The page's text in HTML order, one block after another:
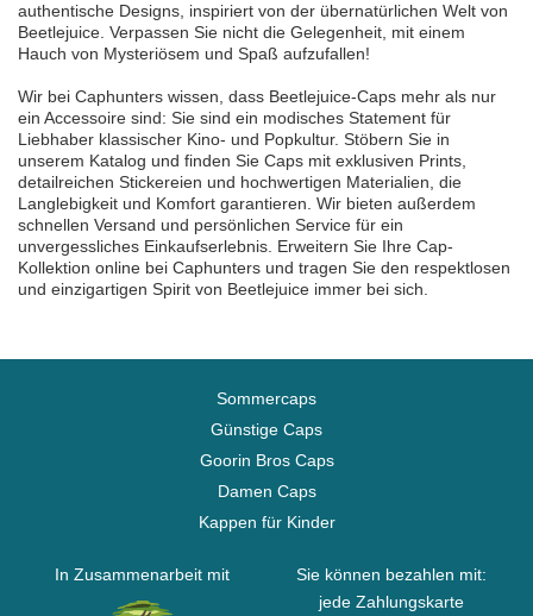
authentische Designs, inspiriert von der übernatürlichen Welt von
Beetlejuice. Verpassen Sie nicht die Gelegenheit, mit einem
Hauch von Mysteriösem und Spaß aufzufallen!
Wir bei Caphunters wissen, dass Beetlejuice-Caps mehr als nur
ein Accessoire sind: Sie sind ein modisches Statement für
Liebhaber klassischer Kino- und Popkultur. Stöbern Sie in
unserem Katalog und finden Sie Caps mit exklusiven Prints,
detailreichen Stickereien und hochwertigen Materialien, die
Langlebigkeit und Komfort garantieren. Wir bieten außerdem
schnellen Versand und persönlichen Service für ein
unvergessliches Einkaufserlebnis. Erweitern Sie Ihre Cap-
Kollektion online bei Caphunters und tragen Sie den respektlosen
und einzigartigen Spirit von Beetlejuice immer bei sich.
Sommercaps
Günstige Caps
Goorin Bros Caps
Damen Caps
Kappen für Kinder
In Zusammenarbeit mit
Sie können bezahlen mit:
jede Zahlungskarte